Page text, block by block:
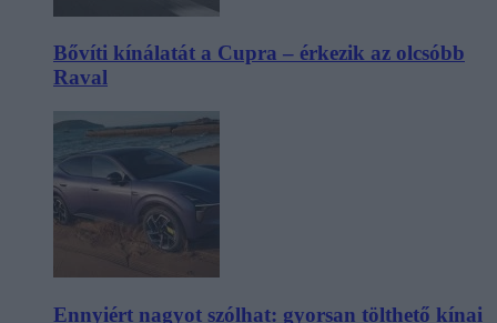
Bővíti kínálatát a Cupra – érkezik az olcsóbb
Raval
Ennyiért nagyot szólhat: gyorsan tölthető kínai